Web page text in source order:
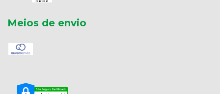
Meios de envio